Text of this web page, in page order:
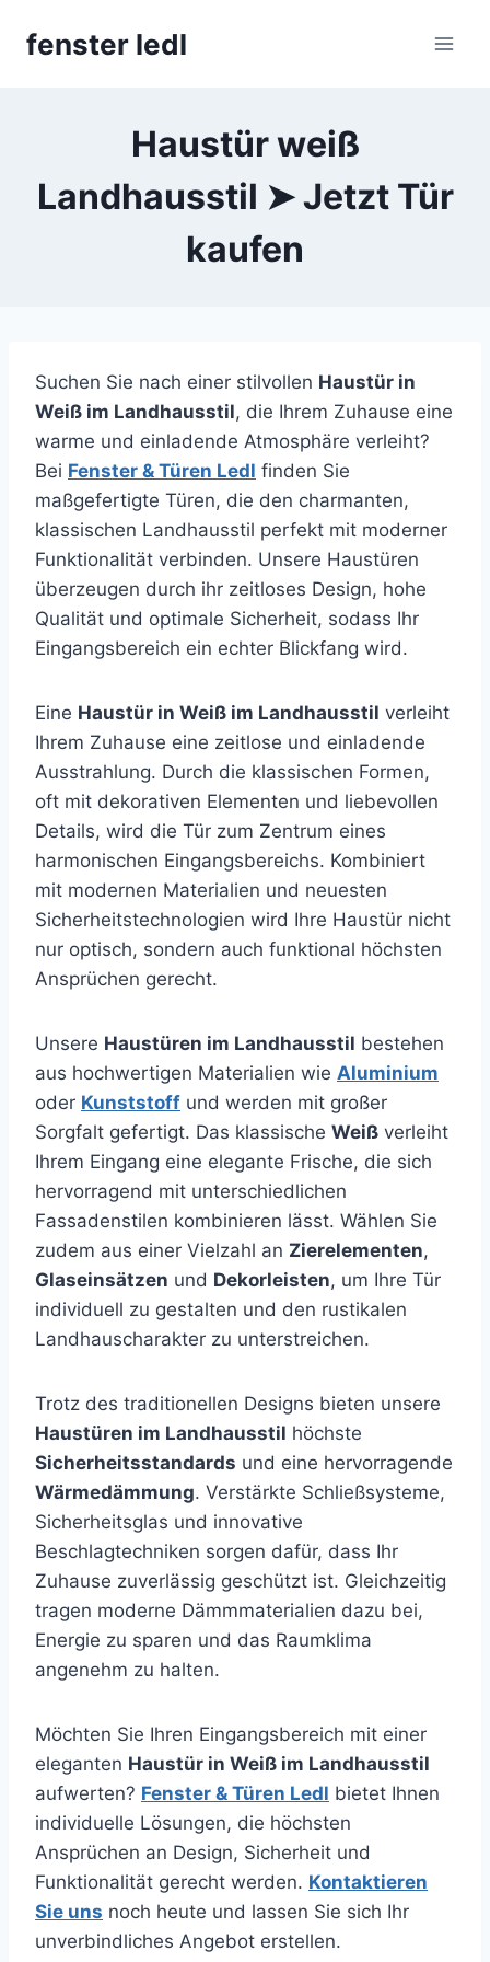
fenster ledl
Haustür weiß
Landhausstil ➤ Jetzt Tür
kaufen
Suchen Sie nach einer stilvollen Haustür in
Weiß im Landhausstil, die Ihrem Zuhause eine
warme und einladende Atmosphäre verleiht?
Bei Fenster & Türen Ledl finden Sie
maßgefertigte Türen, die den charmanten,
klassischen Landhausstil perfekt mit moderner
Funktionalität verbinden. Unsere Haustüren
überzeugen durch ihr zeitloses Design, hohe
Qualität und optimale Sicherheit, sodass Ihr
Eingangsbereich ein echter Blickfang wird.
Eine Haustür in Weiß im Landhausstil verleiht
Ihrem Zuhause eine zeitlose und einladende
Ausstrahlung. Durch die klassischen Formen,
oft mit dekorativen Elementen und liebevollen
Details, wird die Tür zum Zentrum eines
harmonischen Eingangsbereichs. Kombiniert
mit modernen Materialien und neuesten
Sicherheitstechnologien wird Ihre Haustür nicht
nur optisch, sondern auch funktional höchsten
Ansprüchen gerecht.
Unsere Haustüren im Landhausstil bestehen
aus hochwertigen Materialien wie Aluminium
oder Kunststoff und werden mit großer
Sorgfalt gefertigt. Das klassische Weiß verleiht
Ihrem Eingang eine elegante Frische, die sich
hervorragend mit unterschiedlichen
Fassadenstilen kombinieren lässt. Wählen Sie
zudem aus einer Vielzahl an Zierelementen,
Glaseinsätzen und Dekorleisten, um Ihre Tür
individuell zu gestalten und den rustikalen
Landhauscharakter zu unterstreichen.
Trotz des traditionellen Designs bieten unsere
Haustüren im Landhausstil höchste
Sicherheitsstandards und eine hervorragende
Wärmedämmung. Verstärkte Schließsysteme,
Sicherheitsglas und innovative
Beschlagtechniken sorgen dafür, dass Ihr
Zuhause zuverlässig geschützt ist. Gleichzeitig
tragen moderne Dämmmaterialien dazu bei,
Energie zu sparen und das Raumklima
angenehm zu halten.
Möchten Sie Ihren Eingangsbereich mit einer
eleganten Haustür in Weiß im Landhausstil
aufwerten? Fenster & Türen Ledl bietet Ihnen
individuelle Lösungen, die höchsten
Ansprüchen an Design, Sicherheit und
Funktionalität gerecht werden. Kontaktieren
Sie uns noch heute und lassen Sie sich Ihr
unverbindliches Angebot erstellen.